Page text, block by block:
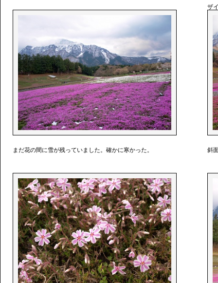
ザ
まだ花の間に雪が残っていました。確かに寒かった。 斜